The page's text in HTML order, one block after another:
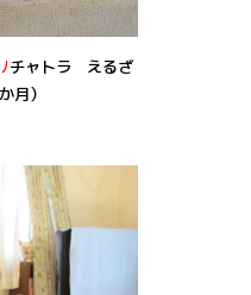
チャトラ えるざ
月）